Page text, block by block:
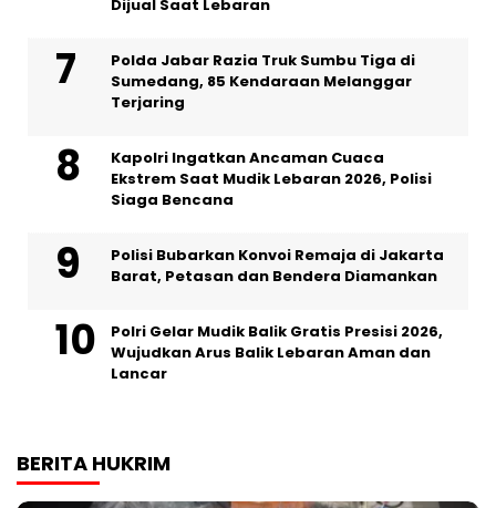
Dijual Saat Lebaran
Polda Jabar Razia Truk Sumbu Tiga di
Sumedang, 85 Kendaraan Melanggar
Terjaring
Kapolri Ingatkan Ancaman Cuaca
Ekstrem Saat Mudik Lebaran 2026, Polisi
Siaga Bencana
Polisi Bubarkan Konvoi Remaja di Jakarta
Barat, Petasan dan Bendera Diamankan
Polri Gelar Mudik Balik Gratis Presisi 2026,
Wujudkan Arus Balik Lebaran Aman dan
Lancar
BERITA HUKRIM